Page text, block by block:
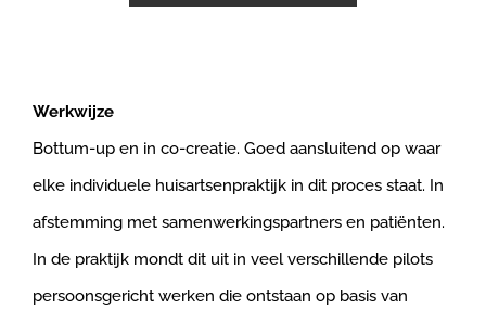
Werkwijze
Bottum-up en in co-creatie. Goed aansluitend op waar
elke individuele huisartsenpraktijk in dit proces staat. In
afstemming met samenwerkingspartners en patiënten.
In de praktijk mondt dit uit in veel verschillende pilots
persoonsgericht werken die ontstaan op basis van